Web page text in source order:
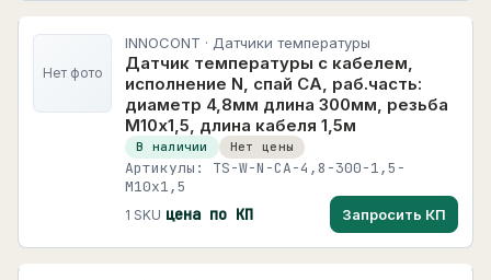
Нет фото
INNOCONT · Датчики температуры
Датчик температуры с кабелем,
исполнение N, спай CA, раб.часть:
диаметр 4,8мм длина 300мм, резьба
М10х1,5, длина кабеля 1,5м
В наличии Нет цены
Артикулы: TS-W-N-CA-4,8-300-1,5-
M10x1,5
1 SKU цена по КП Запросить КП